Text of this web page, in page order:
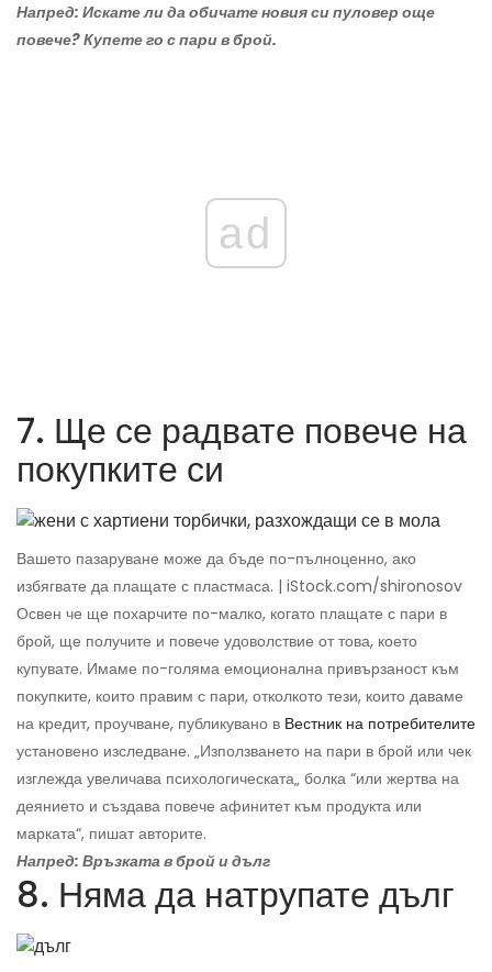
Напред: Искате ли да обичате новия си пуловер още
повече? Купете го с пари в брой.
ad
7. Ще се радвате повече на
покупките си
Вашето пазаруване може да бъде по-пълноценно, ако
избягвате да плащате с пластмаса. | iStock.com/shironosov
Освен че ще похарчите по-малко, когато плащате с пари в
брой, ще получите и повече удоволствие от това, което
купувате. Имаме по-голяма емоционална привързаност към
покупките, които правим с пари, отколкото тези, които даваме
на кредит, проучване, публикувано в Вестник на потребителите
установено изследване. „Използването на пари в брой или чек
изглежда увеличава психологическата„ болка “или жертва на
деянието и създава повече афинитет към продукта или
марката“, пишат авторите.
Напред: Връзката в брой и дълг
8. Няма да натрупате дълг